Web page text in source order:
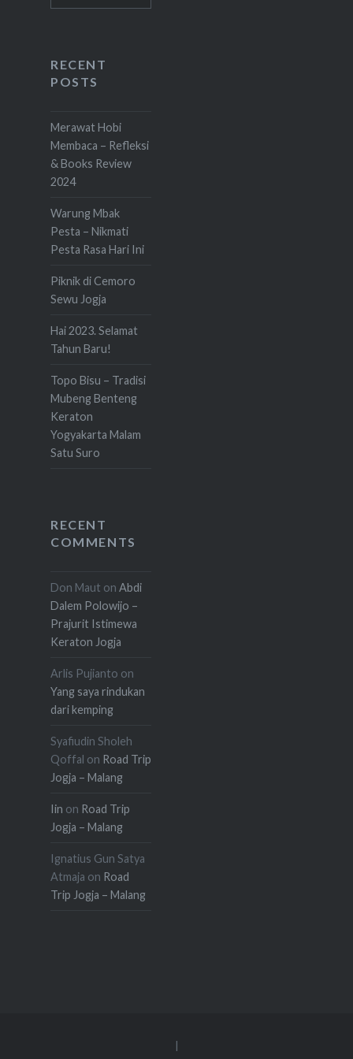
RECENT
POSTS
Merawat Hobi
Membaca – Refleksi
& Books Review
2024
Warung Mbak
Pesta – Nikmati
Pesta Rasa Hari Ini
Piknik di Cemoro
Sewu Jogja
Hai 2023. Selamat
Tahun Baru!
Topo Bisu – Tradisi
Mubeng Benteng
Keraton
Yogyakarta Malam
Satu Suro
RECENT
COMMENTS
Don Maut on Abdi
Dalem Polowijo –
Prajurit Istimewa
Keraton Jogja
Arlis Pujianto on
Yang saya rindukan
dari kemping
Syafiudin Sholeh
Qoffal on Road Trip
Jogja – Malang
Iin on Road Trip
Jogja – Malang
Ignatius Gun Satya
Atmaja on Road
Trip Jogja – Malang
|